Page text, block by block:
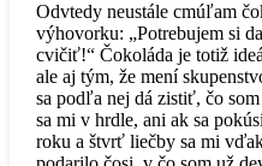
Odvtedy neustále cmúľam
výhovorku: „Potrebujem si
cvičiť!“ Čokoláda je totiž
ale aj tým, že mení
sa podľa nej dá zistiť, čo
sa mi v hrdle, ani ak sa
roku a štvrť liečby sa mi